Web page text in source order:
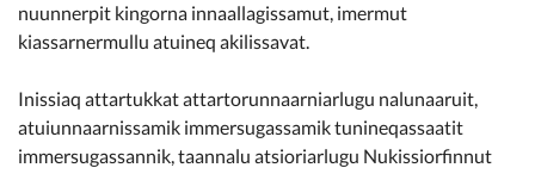
nuunnerpit kingorna innaallagissamut, imermut
kiassarnermullu atuineq akilissavat.
Inissiaq attartukkat attartorunnaarniarlugu nalunaaruit,
atuiunnaarnissamik immersugassamik tunineqassaatit
immersugassannik, taannalu atsioriarlugu Nukissiorfinnut